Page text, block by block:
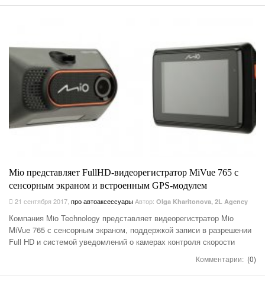
Mio представляет FullHD-видеорегистратор MiVue 765 с
сенсорным экраном и встроенным GPS-модулем
21 сентября 2017 про автоаксессуарыАвтор: Olga Kharitonova, 2L Agency
Компания Mio Technology представляет видеорегистратор Mio
MiVue 765 с сенсорным экраном, поддержкой записи в разрешении
Full HD и системой уведомлений о камерах контроля скорости
Комментарии: (0)